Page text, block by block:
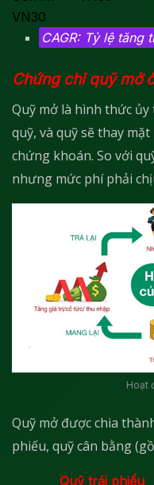
VN30
CAGR: Tỷ lệ tăng
Chứng chỉ quỹ mở
Quỹ mở là hình thức
quỹ, và quỹ sẽ thay
chứng khoán. So với
nhưng mức phí phải
Hoạt
Quỹ mở được chia
phiếu, quỹ cân bằng
Quỹ trái phiếu